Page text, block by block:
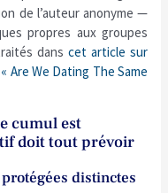
de l’auteur anonyme —
propres aux groupes
dans cet article sur
Are We Dating The Same
cumul est
doit tout prévoir
distinctes